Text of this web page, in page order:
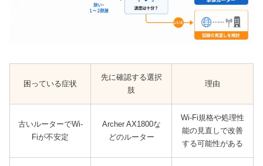
困っている症状
先に確認する選択
肢
理由
古いルーターでWi-
Fiが不安定
Archer AX1800な
どのルーター
Wi-Fi規格や処理性
能の見直しで改善
する可能性がある